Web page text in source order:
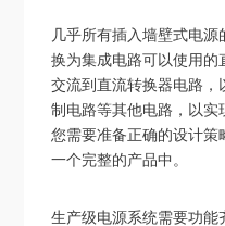
几乎所有插入墙壁式电
换为集成电路可以使用
交流到直流转换器电路，
制电路等其他电路，以实
您需要准备正确的设计
一个完整的产品中。
生产级电源系统需要功